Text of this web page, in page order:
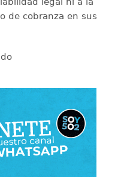
de cobranza en sus